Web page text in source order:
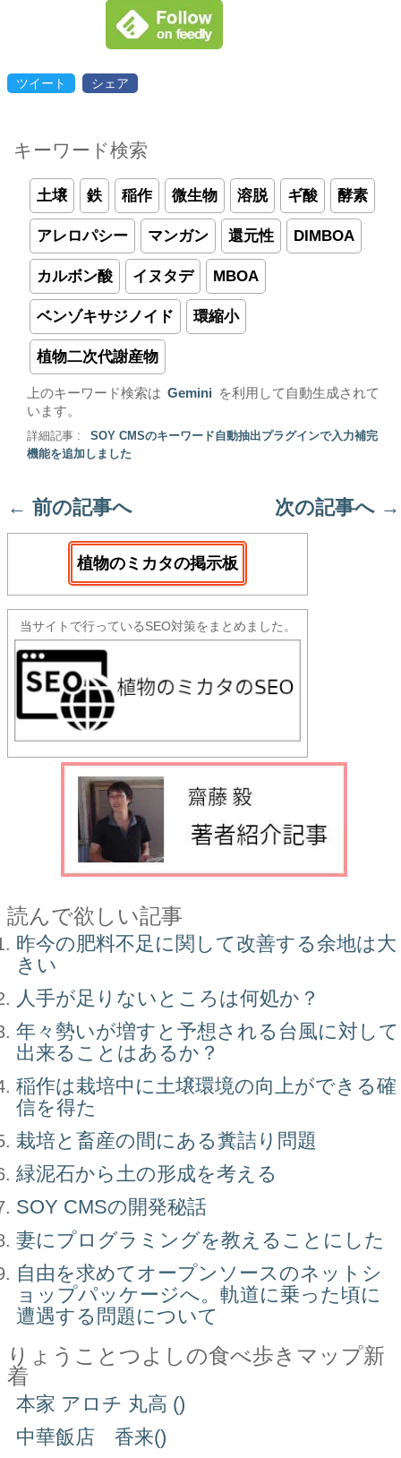
ツイート シェア
キーワード検索
土壌 鉄 稲作 微生物 溶脱 ギ酸 酵素
アレロパシー マンガン 還元性 DIMBOA
カルボン酸 イヌタデ MBOA
ベンゾキサジノイド 環縮小
植物二次代謝産物
上のキーワード検索は Gemini
を利用して自動生成されて
います。
詳細記事 :
SOY CMSのキーワード自動抽出プラグインで入力補完
機能を追加しました
← 前の記事へ 次の記事へ →
植物のミカタの掲示板
当サイトで行っているSEO対策をまとめました。
読んで欲しい記事
昨今の肥料不足に関して改善する余地は大
きい
人手が足りないところは何処か？
年々勢いが増すと予想される台風に対して
出来ることはあるか？
稲作は栽培中に土壌環境の向上ができる確
信を得た
栽培と畜産の間にある糞詰り問題
緑泥石から土の形成を考える
SOY CMSの開発秘話
妻にプログラミングを教えることにした
自由を求めてオープンソースのネットシ
ョップパッケージへ。軌道に乗った頃に
遭遇する問題について
りょうことつよしの食べ歩きマップ新
着
本家 アロチ 丸高 ()
中華飯店 香来()